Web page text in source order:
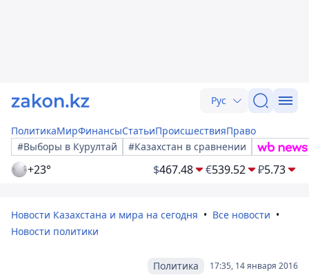
Рус
ПолитикаМирФинансыСтатьиПроисшествияПраво
#Выборы в Курултай
#Казахстан в сравнении
+23° $467.48 €539.52 ₽5.73
Новости Казахстана и мира на сегодня
Все новости
Новости политики
17:35, 14 января 2016
Политика